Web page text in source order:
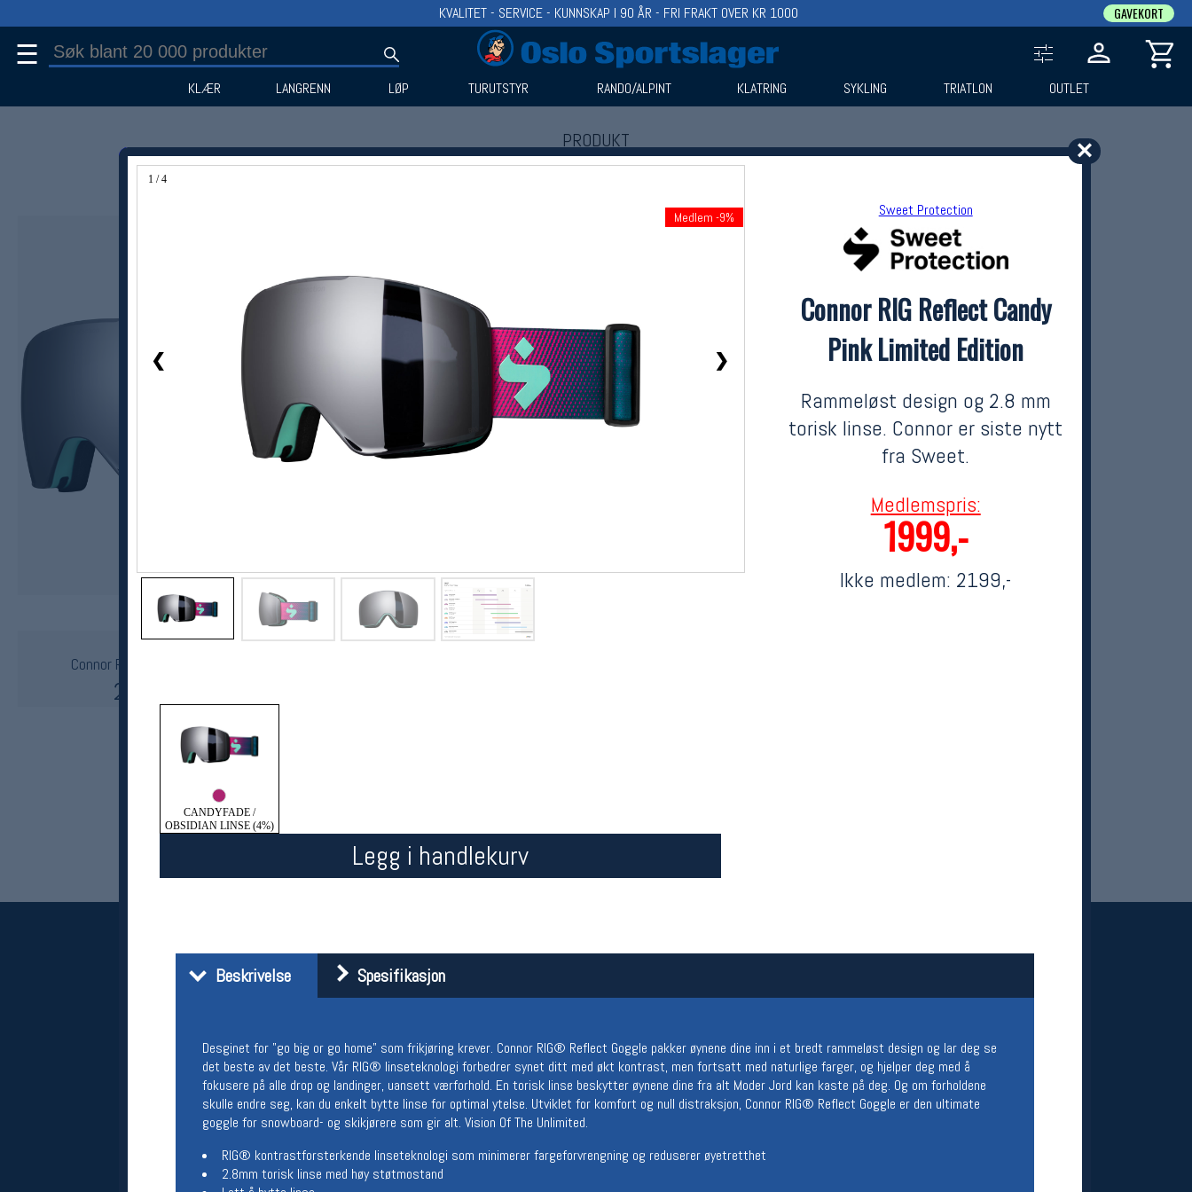
✕
1 / 4
❮ ❯
Medlem -9% Sweet Protection
Connor RIG Reflect Candy
Pink Limited Edition
Rammeløst design og 2.8 mm
torisk linse. Connor er siste nytt
fra Sweet.
Medlemspris:
1999,-
Ikke medlem: 2199,-
CANDYFADE /
OBSIDIAN LINSE (4%)
Legg i handlekurv
Beskrivelse Spesifikasjon
Desginet for "go big or go home" som frikjøring krever. Connor RIG® Reflect Goggle pakker øynene dine inn i et bredt rammeløst design og lar deg se
det beste av det beste. Vår RIG® linseteknologi forbedrer synet ditt med økt kontrast, men fortsatt med naturlige farger, og hjelper deg med å
fokusere på alle drop og landinger, uansett værforhold. En torisk linse beskytter øynene dine fra alt Moder Jord kan kaste på deg. Og om forholdene
skulle endre seg, kan du enkelt bytte linse for optimal ytelse. Utviklet for komfort og null distraksjon, Connor RIG® Reflect Goggle er den ultimate
goggle for snowboard- og skikjørere som gir alt. Vision Of The Unlimited.
RIG® kontrastforsterkende linseteknologi som minimerer fargeforvrengning og reduserer øyetretthet
2.8mm torisk linse med høy støtmostand
KVALITET - SERVICE - KUNNSKAP I 90 ÅR - FRI FRAKT OVER KR 1000 GAVEKORT
☰
KLÆR LANGRENN LØP TURUTSTYR RANDO/ALPINT KLATRING SYKLING TRIATLON OUTLET
PRODUKT
Produkter (1)
Sweet Protection
Connor RIG Reflect Candy Pink Limited Edition
2199,-
Her finner du oss
Torggata 20
0183 Oslo
Telefon: 23 32 62 00
(telefontid man-fredag klokken 10-13)
Vis i kart
Kontakt oss
Åpningstider butikk
Lørdag:
11-16
Team Oslo Sportslager
Medlemstilbud og aktiviteter
MELD DEG INN GRATIS